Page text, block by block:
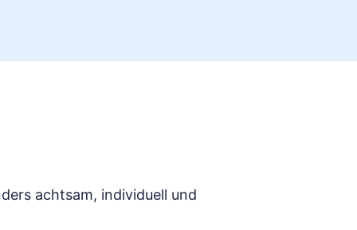
achtsam, individuell und